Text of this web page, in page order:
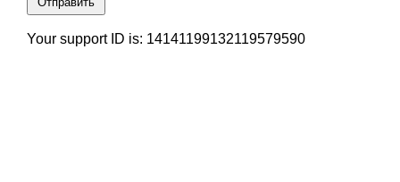
Your support ID is: 14141199132119579590